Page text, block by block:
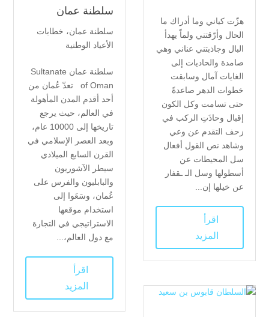
هزّت كياني وما أدراك ما
الحال وأرّقتني ولماّ يهدأ
البال وجاذبتني عناني وهي
صامدة والحاديات إلى
الغايات آمال وسابقت
خطوات الدهر صاعدةً
حتى تسامت وكل الكون
إقبال وحاذَتِ الركب في
زحف التقدم عن وعي
وشاهد نص القول أفعال
سل المحيطات عن
أسطولها وسل الـ ـقفار
عن خيلها إن...
اقرأ
المزيد
سلطنة عمان
سلطنة عمان، خطابات
الأعياد الوطنية
سلطنة عمان Sultanate
of Oman تعدّ عُمان من
أحد أقدم المدن المأهولة
في العالم، حيث يرجع
تاريخها إلى 10000 عام،
وبعد العصر الإسلامي في
القرن السابع الميلادي
سيطر الآشوريون
والبابليون والفرس على
عُمان، وسَعَوا إلى
استخدام موقعها
الاستراتيجي في التجارة
مع دول العالم،...
اقرأ
المزيد